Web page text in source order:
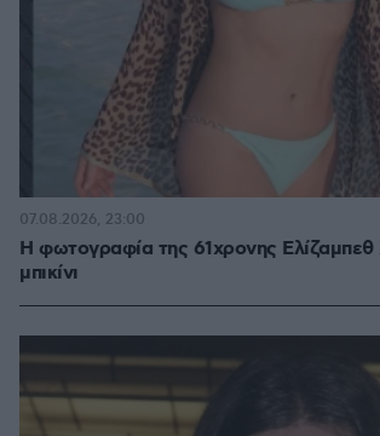
Η φωτογραφία της 61χρονης Ελίζαμπεθ
μπικίνι
07.08.2026, 23:00